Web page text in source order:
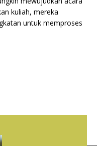
kuliah, mereka
untuk memproses